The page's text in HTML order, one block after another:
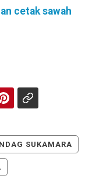
cetak sawah
SUKAMARA